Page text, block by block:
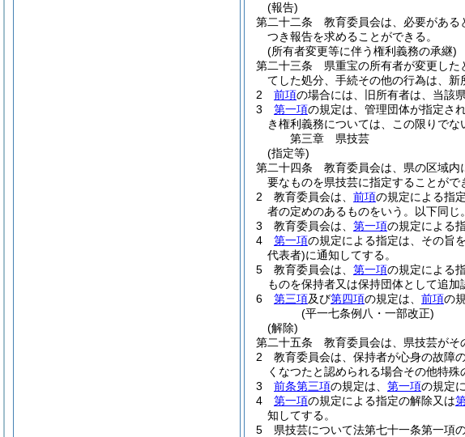
(報告)
第二十二条
教育委員会は、必要があ
つき報告を求めることができる。
(所有者変更等に伴う権利義務の承継)
第二十三条
県重宝の所有者が変更し
てした処分、手続その他の行為は、新
2
前項の場合には、旧所有者は、当該
3
第一項の規定は、管理団体が指定さ
き権利義務については、この限りでな
第三章
県技芸
(指定等)
第二十四条
教育委員会は、県の区域内
要なものを県技芸に指定することがで
2
教育委員会は、 前項の規定による指
者の定めのあるものをいう。以下同じ
3
教育委員会は、 第一項の規定による
4
第一項の規定による指定は、その旨
代表者)に通知してする。
5
教育委員会は、 第一項の規定による
ものを保持者又は保持団体として追加
6
第三項及び第四項の規定は、 前項の
(平一七条例八・一部改正)
(解除)
第二十五条
教育委員会は、県技芸がそ
2
教育委員会は、保持者が心身の故障
くなつたと認められる場合その他特
3
前条第三項の規定は、 第一項の規定
4
第一項の規定による指定の解除又は
知してする。
5
県技芸について法第七十一条第一項